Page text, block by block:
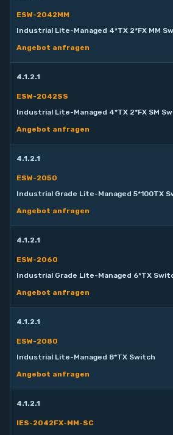
ESW-2042MM
Industrial Lite-Managed 4*TX 2*FX MM
Angebot anfragen
4.1.2.1
ESW-2042SS
Industrial Lite-Managed 4*TX 2*FX SM
Angebot anfragen
4.1.2.1
ESW-2050
Industrial Grade Lite-Managed 5*100TX
Angebot anfragen
4.1.2.1
ESW-2060
Industrial Grade Lite-Managed 6*TX
Angebot anfragen
4.1.2.1
ESW-2080
Industrial Lite-Managed 8*TX Switch
Angebot anfragen
4.1.2.1
IES-2042FX-MM-SC